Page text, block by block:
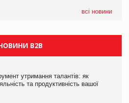
всі новини
B2B
утримання талантів: як
та продуктивність вашої